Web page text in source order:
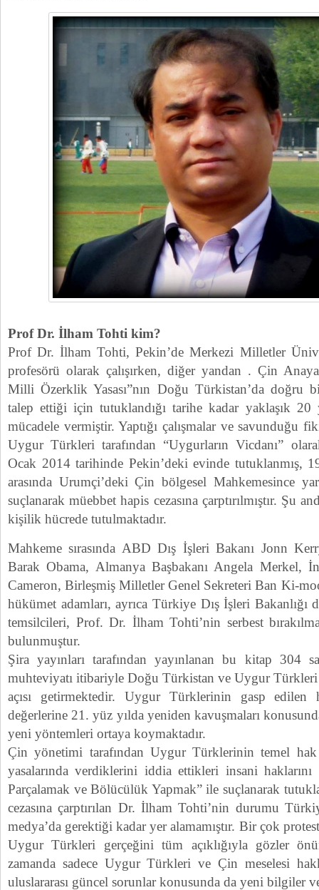
Prof Dr. İlham Tohti kim?
Prof Dr. İlham Tohti, Pekin’de Merkezi Milletler
profesörü olarak çalışırken, diğer yandan . Çin
Milli Özerklik Yasası”nın Doğu Türkistan’da doğru
talep ettiği için tutuklandığı tarihe kadar yaklaşık 20
mücadele vermiştir. Yaptığı çalışmalar ve savunduğu
Uygur Türkleri tarafından “Uygurların Vicdanı”
Ocak 2014 tarihinde Pekin’deki evinde tutuklanmış,
arasında Urumçi’deki Çin bölgesel Mahkemesince
suçlanarak müebbet hapis cezasına çarptırılmıştır. Şu
kişilik hücrede tutulmaktadır.
Mahkeme sırasında ABD Dış İşleri Bakanı Jonn
Barak Obama, Almanya Başbakanı Angela Merkel,
Cameron, Birleşmiş Milletler Genel Sekreteri Ban Ki-
hükümet adamları, ayrıca Türkiye Dış İşleri Bakanlığı
temsilcileri, Prof. Dr. İlham Tohti’nin serbest
bulunmuştur.
Şira yayınları tarafından yayınlanan bu kitap 304
muhteviyatı itibariyle Doğu Türkistan ve Uygur Türkleri
açısı getirmektedir. Uygur Türklerinin gasp
değerlerine 21. yüz yılda yeniden kavuşmaları
yeni yöntemleri ortaya koymaktadır.
Çin yönetimi tarafından Uygur Türklerinin temel
yasalarında verdiklerini iddia ettikleri insani
Parçalamak ve Bölücülük Yapmak” ile suçlanarak
cezasına çarptırılan Dr. İlham Tohti’nin durumu
medya’da gerektiği kadar yer alamamıştır. Bir çok
Uygur Türkleri gerçeğini tüm açıklığıyla gözler
zamanda sadece Uygur Türkleri ve Çin meselesi
uluslararası güncel sorunlar konusunda da yeni bilgiler